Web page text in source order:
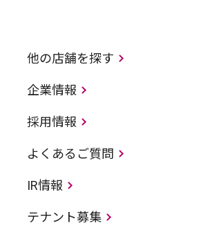
他の店舗を探す
企業情報
採用情報
よくあるご質問
IR情報
テナント募集